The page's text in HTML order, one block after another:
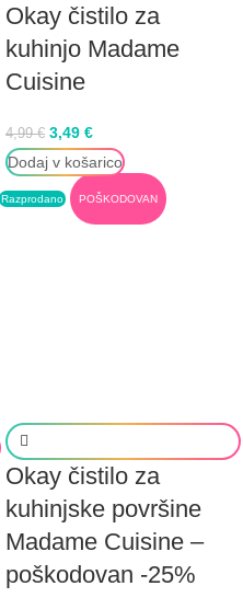
Okay čistilo za
kuhinjo Madame
Cuisine
4,99€ 3,49 €
Dodaj v košarico
Razprodano POŠKODOVAN
Okay čistilo za
kuhinjske površine
Madame Cuisine –
poškodovan -25%